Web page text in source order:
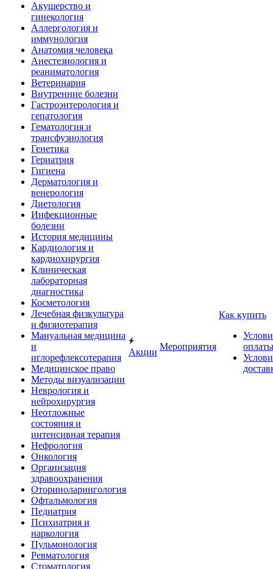
Акушерство и
гинекология
Аллергология и
иммунология
Анатомия человека
Анестезиология и
реаниматология
Ветеринария
Внутренние болезни
Гастроэнтерология и
гепатология
Гематология и
трансфузиология
Генетика
Гериатрия
Гигиена
Дерматология и
венерология
Диетология
Инфекционные
болезни
История медицины
Кардиология и
кардиохирургия
Клиническая
лабораторная
диагностика
Косметология
Лечебная физкультура
и физиотерапия
Мануальная медицина
и
иглорефлексотерапия
Медицинское право
Методы визуализации
Неврология и
нейрохирургия
Неотложные
состояния и
интенсивная терапия
Нефрология
Онкология
Организация
здравоохранения
Оториноларингология
Офтальмология
Педиатрия
Психиатрия и
наркология
Пульмонология
Ревматология
Стоматология
Акции
Мероприятия
Как купить
оплаты